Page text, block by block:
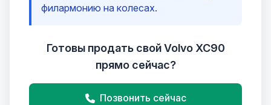
филармонию на колесах.
Готовы продать свой Volvo XC90
прямо сейчас?
Позвонить сейчас